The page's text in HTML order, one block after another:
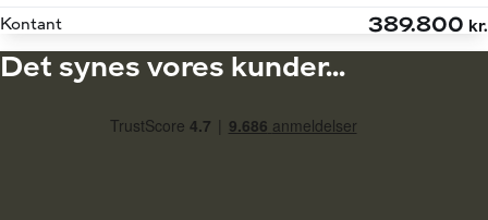
Kontant
389.800 kr.
Det synes vores kunder...